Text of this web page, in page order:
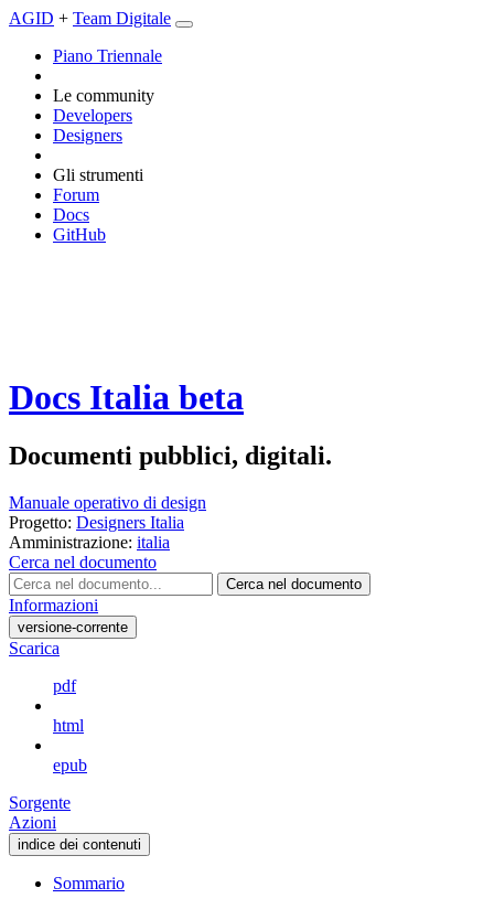
AGID + Team Digitale
Piano Triennale
Le community
Developers
Designers
Gli strumenti
Forum
Docs
GitHub
Docs Italia beta
Documenti pubblici, digitali.
Manuale operativo di design
Progetto: Designers Italia
Amministrazione: italia
Cerca nel documento
Cerca nel documento
Informazioni
versione-corrente
Scarica
pdf
html
epub
Sorgente
Azioni
indice dei contenuti
Sommario